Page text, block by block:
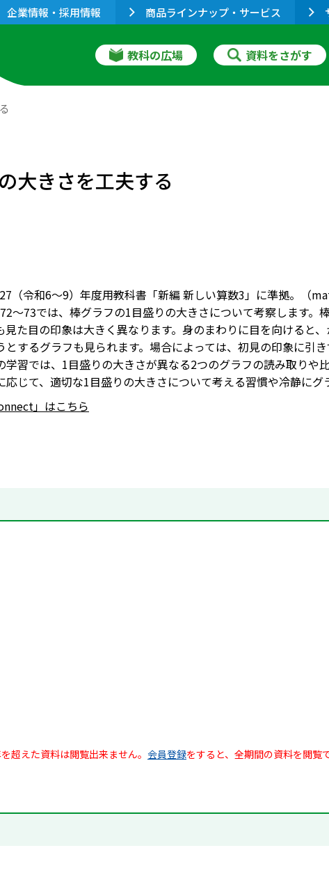
企業情報・採用情報 商品ラインナップ・サービス
教科の広場 資料をさがす
大きさを工夫する
（令和6～9）年度用教科書「新編 新しい算数3」に準拠。（
～73では、棒グラフの1目盛りの大きさについて考察します。
見た目の印象は大きく異なります。身のまわりに目を向けると
とするグラフも見られます。場合によっては、初見の印象に引
学習では、1目盛りの大きさが異なる2つのグラフの読み取りや
応じて、適切な1目盛りの大きさについて考える習慣や冷静にグ
」はこちら
超えた資料は閲覧出来ません。 会員登録をすると、全期間の資料を閲覧